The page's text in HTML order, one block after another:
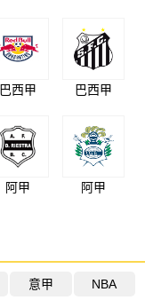
巴西甲 巴西甲
阿甲 阿甲
意甲 NBA